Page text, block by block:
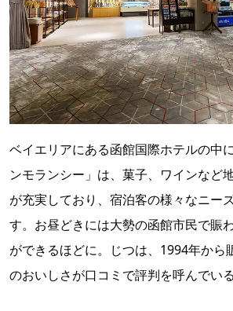
ベイエリアにある函館国際ホテルの中
ンモランシー」は、菓子、ワインなど
が充実しており、宿泊客の様々なニー
す。お昼どきには大勢の函館市民で賑
ができるほどに。じつは、1994年から
のおいしさが口コミで評判を呼んでいる